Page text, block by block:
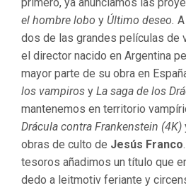
el hombre lobo y Último deseo.
dos de las grandes películas de
el director nacido en Argentina
mayor parte de su obra en
los vampiros y La saga de los
mantenemos en territorio
Drácula contra Frankenstein (4K)
obras de culto de Jesús Franco
tesoros añadimos un título que
dedo a leitmotiv feriante y